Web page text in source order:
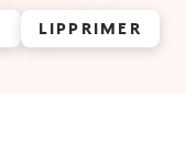
LIPPRIMER